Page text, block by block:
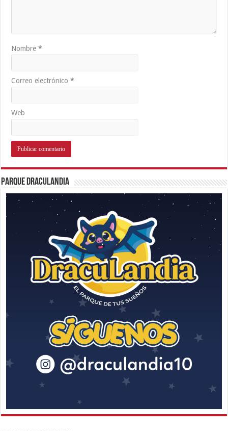
Nombre*
Correo electrónico*
Web
Parque Draculandia